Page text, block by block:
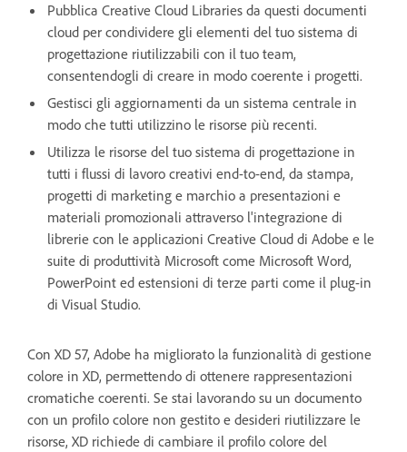
Pubblica Creative Cloud Libraries da questi documenti
cloud per condividere gli elementi del tuo sistema di
progettazione riutilizzabili con il tuo team,
consentendogli di creare in modo coerente i progetti.
Gestisci gli aggiornamenti da un sistema centrale in
modo che tutti utilizzino le risorse più recenti.
Utilizza le risorse del tuo sistema di progettazione in
tutti i flussi di lavoro creativi end-to-end, da stampa,
progetti di marketing e marchio a presentazioni e
materiali promozionali attraverso l'integrazione di
librerie con le applicazioni Creative Cloud di Adobe e le
suite di produttività Microsoft come Microsoft Word,
PowerPoint ed estensioni di terze parti come il plug-in
di Visual Studio.
Con XD 57, Adobe ha migliorato la funzionalità di gestione
colore in XD, permettendo di ottenere rappresentazioni
cromatiche coerenti. Se stai lavorando su un documento
con un profilo colore non gestito e desideri riutilizzare le
risorse, XD richiede di cambiare il profilo colore del